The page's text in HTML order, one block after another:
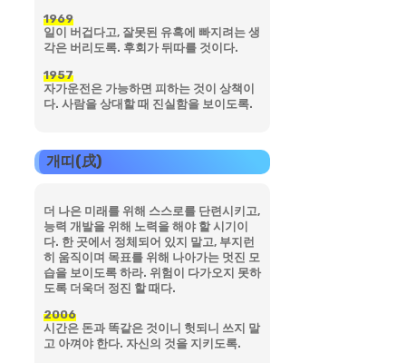
1969
일이 버겁다고, 잘못된 유혹에 빠지려는 생
각은 버리도록. 후회가 뒤따를 것이다.
1957
자가운전은 가능하면 피하는 것이 상책이
다. 사람을 상대할 때 진실함을 보이도록.
개띠(戌)
더 나은 미래를 위해 스스로를 단련시키고,
능력 개발을 위해 노력을 해야 할 시기이
다. 한 곳에서 정체되어 있지 말고, 부지런
히 움직이며 목표를 위해 나아가는 멋진 모
습을 보이도록 하라. 위험이 다가오지 못하
도록 더욱더 정진 할 때다.
2006
시간은 돈과 똑같은 것이니 헛되니 쓰지 말
고 아껴야 한다. 자신의 것을 지키도록.